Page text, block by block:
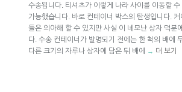
수송됩니다. 티셔츠가 이렇게 나라 사이를 이동할
가능했습니다. 바로 컨테이너 박스의 탄생입니다.
들은 의아해 할 수 있지만 사실 이 네모난 상자 덕분
다. 수송 컨테이너가 발명되기 전에는 한 척의 배에
다른 크기의 자루나 상자에 담은 뒤 배에
→ 더 보기